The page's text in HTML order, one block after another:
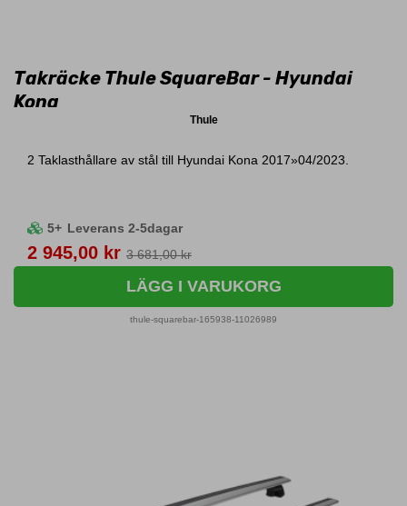
Takräcke Thule SquareBar - Hyundai
Kona
Thule
2 Taklasthållare av stål till Hyundai Kona 2017»04/2023.
5+ Leverans 2-5dagar
Pris
2 945,00 kr 3 681,00 kr
LÄGG I VARUKORG
thule-squarebar-165938-11026989